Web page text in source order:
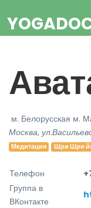
м. Белорусская м.
Москва,
Медитация Шри Шри
Телефон
Группа в
ВКонтакте